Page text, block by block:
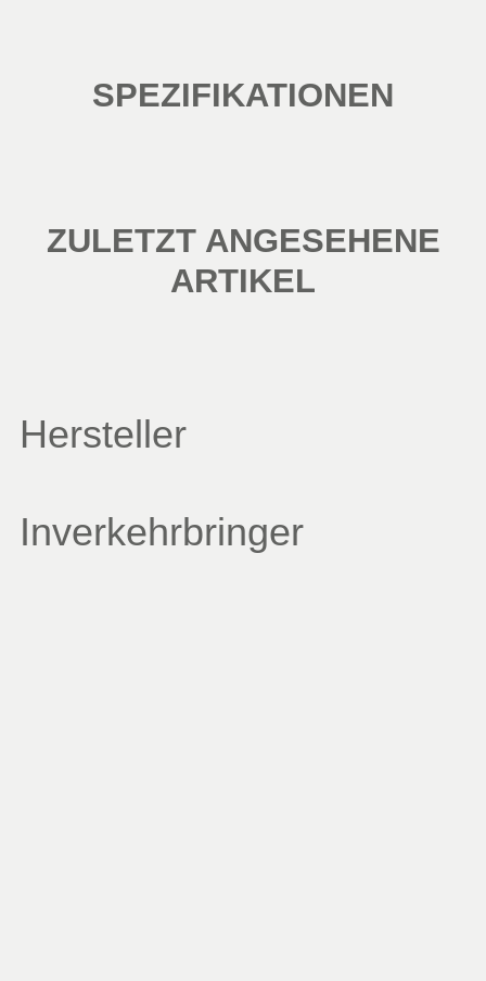
SPEZIFIKATIONEN
ZULETZT ANGESEHENE
ARTIKEL
Hersteller
Inverkehrbringer